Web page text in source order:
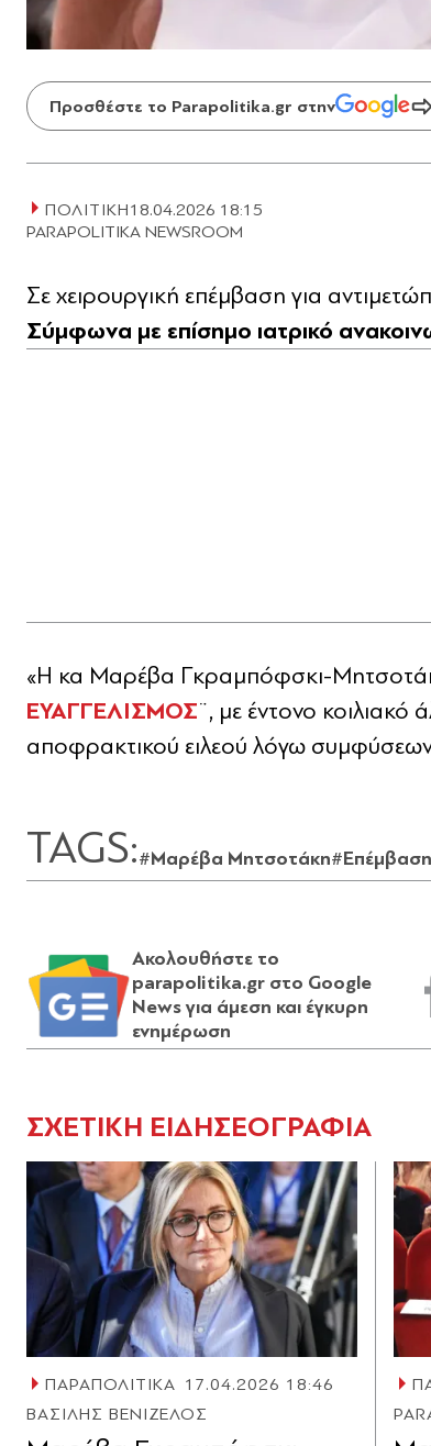
Προσθέστε το Parapolitika.gr στην
ΠΟΛΙΤΙΚΗ18.04.2026 18:15
PARAPOLITIKA NEWSROOM
Σε χειρουργική επέμβαση για
Σύμφωνα με επίσημο ιατρικό
«Η κα Μαρέβα Γκραμπόφσκι-
ΕΥΑΓΓΕΛΙΣΜΟΣ¨, με έντονο κοιλιακό
αποφρακτικού ειλεού λόγω
TAGS:#Μαρέβα Μητσοτάκη#Επέμβαση
Ακολουθήστε το
parapolitika.gr στο Google
News για άμεση και έγκυρη
ενημέρωση
ΣΧΕΤΙΚΗ ΕΙΔΗΣΕΟΓΡΑΦΙΑ
ΠΑΡΑΠΟΛΙΤΙΚΑ 17.04.2026 18:46
ΒΑΣΙΛΗΣ ΒΕΝΙΖΕΛΟΣ